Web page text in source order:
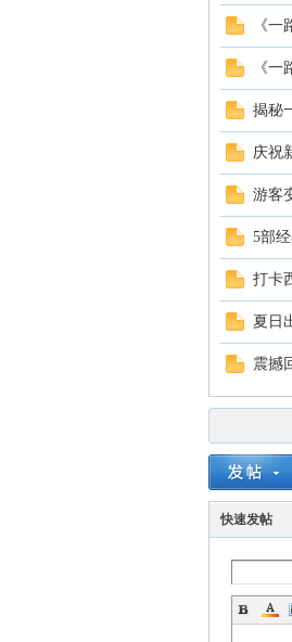
《
《
揭秘
庆祝
游客
5部
打卡
夏日
震撼
快速发帖